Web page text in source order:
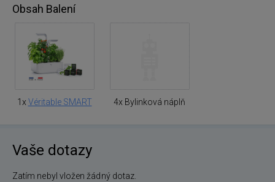
Obsah Balení
1x Véritable SMART 4x Bylinková náplň
Vaše dotazy
Zatím nebyl vložen žádný dotaz.